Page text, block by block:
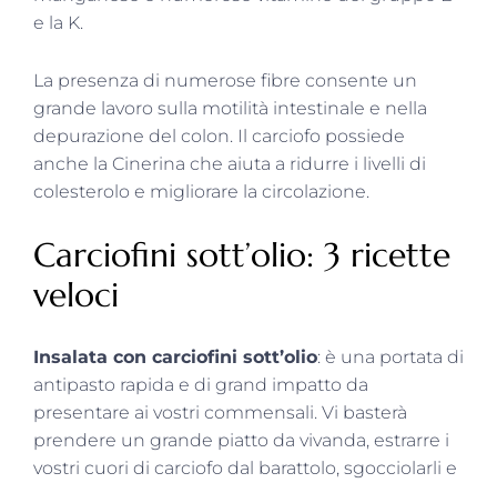
e la K.
La presenza di numerose fibre consente un
grande lavoro sulla motilità intestinale e nella
depurazione del colon. Il carciofo possiede
anche la Cinerina che aiuta a ridurre i livelli di
colesterolo e migliorare la circolazione.
Carciofini sott’olio: 3 ricette
veloci
Insalata con carciofini sott’olio: è una portata di
antipasto rapida e di grand impatto da
presentare ai vostri commensali. Vi basterà
prendere un grande piatto da vivanda, estrarre i
vostri cuori di carciofo dal barattolo, sgocciolarli e